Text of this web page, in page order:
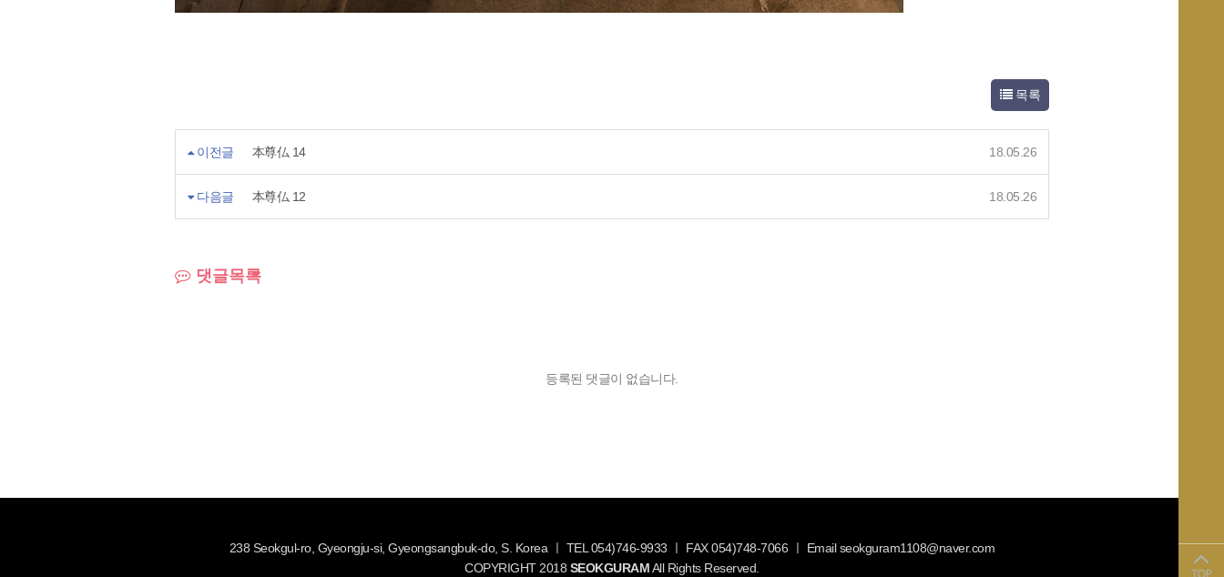
목록
이전글 本尊仏 14 18.05.26
다음글 本尊仏 12 18.05.26
댓글목록
등록된 댓글이 없습니다.
238 Seokgul-ro, Gyeongju-si, Gyeongsangbuk-do, S. Korea ㅣ TEL 054)746-9933 ㅣ FAX 054)748-7066 ㅣ Email seokguram1108@naver.com
COPYRIGHT 2018 SEOKGURAMAll Rights Reserved.